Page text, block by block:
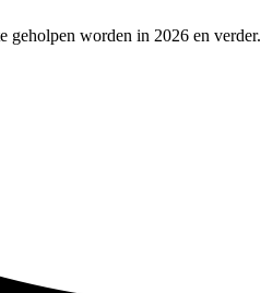
geholpen worden in 2026 en verder.